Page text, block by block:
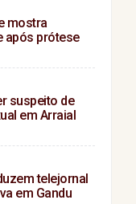
mostra
após prótese
suspeito de
em Arraial
telejornal
em Gandu